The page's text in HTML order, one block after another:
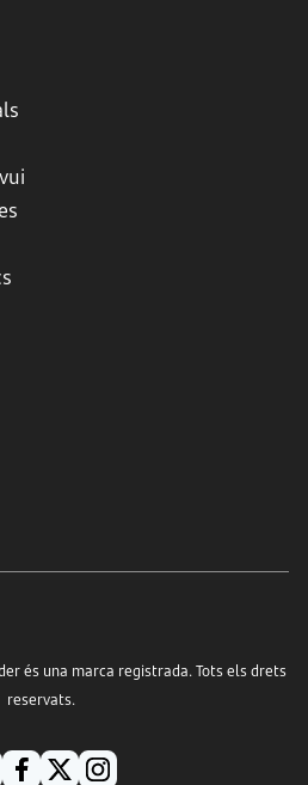
és una marca registrada. Tots els drets
reservats.